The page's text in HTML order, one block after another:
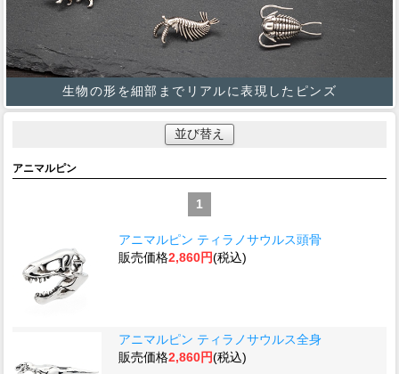
生物の形を細部までリアルに表現したピンズ
並び替え
アニマルピン
1
アニマルピン ティラノサウルス頭骨
販売価格2,860円(税込)
アニマルピン ティラノサウルス全身
販売価格2,860円(税込)